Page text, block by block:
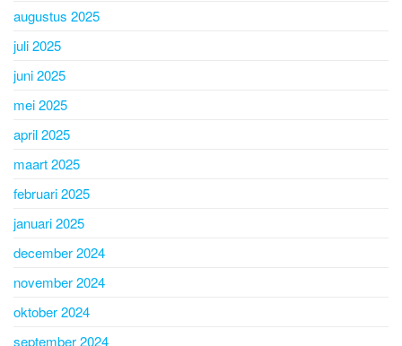
augustus 2025
juli 2025
juni 2025
mei 2025
april 2025
maart 2025
februari 2025
januari 2025
december 2024
november 2024
oktober 2024
september 2024